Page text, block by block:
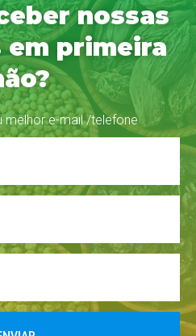
nossas
primeira
melhor e-mail /telefone